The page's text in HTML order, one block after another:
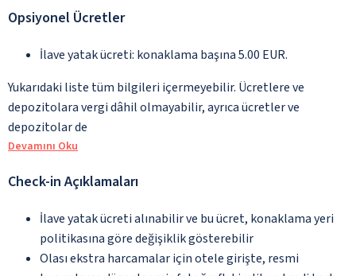
Opsiyonel Ücretler
İlave yatak ücreti: konaklama başına 5.00 EUR.
Yukarıdaki liste tüm bilgileri içermeyebilir. Ücretlere ve
depozitolara vergi dâhil olmayabilir, ayrıca ücretler ve
depozitolar de
Devamını Oku
Check-in Açıklamaları
İlave yatak ücreti alınabilir ve bu ücret, konaklama yeri
politikasına göre değişiklik gösterebilir
Olası ekstra harcamalar için otele girişte, resmi